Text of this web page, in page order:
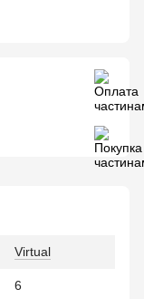
Virtual
6